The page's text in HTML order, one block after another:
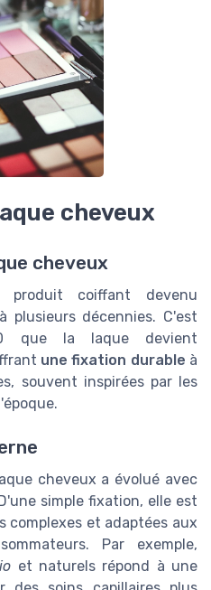
cheveux
cheveux
coiffant devenu
plusieurs décennies. C'est
que la laque devient
une fixation durable à
souvent inspirées par les
cheveux a évolué avec
simple fixation, elle est
complexes et adaptées aux
Par exemple,
et naturels répond à une